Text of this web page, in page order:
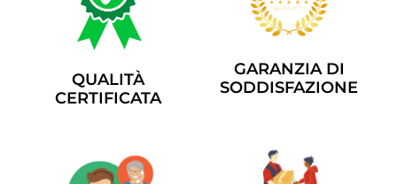
QUALITÀ
CERTIFICATA
GARANZIA DI
SODDISFAZIONE